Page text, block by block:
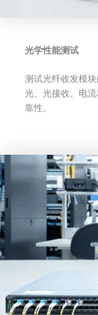
光学性能测试
测试光纤收发模
光、光接收、电
靠性。